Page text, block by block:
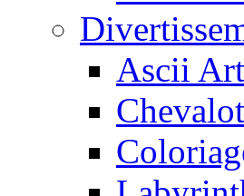
Ascii Art